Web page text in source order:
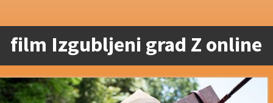
film Izgubljeni grad Z online